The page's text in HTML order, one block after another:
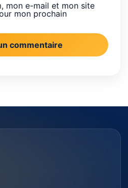
mon e-mail et mon site
mon prochain